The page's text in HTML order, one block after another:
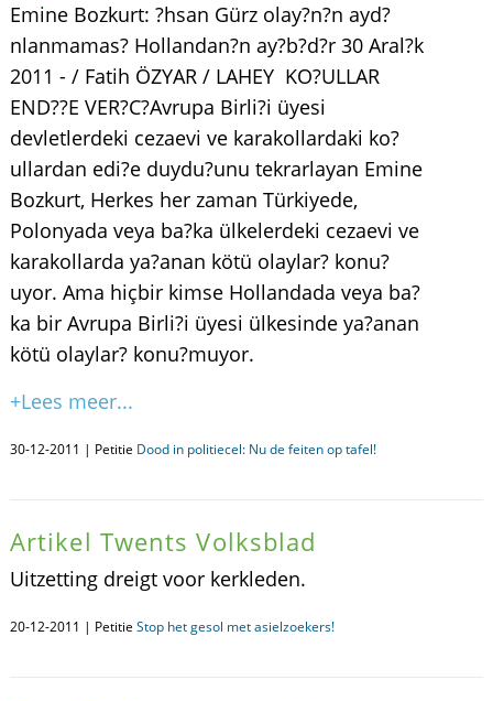
Emine Bozkurt: ?hsan Gürz olay?n?n ayd?
nlanmamas? Hollandan?n ay?b?d?r 30 Aral?k
2011 - / Fatih ÖZYAR / LAHEY KO?ULLAR
END??E VER?C?Avrupa Birli?i üyesi
devletlerdeki cezaevi ve karakollardaki ko?
ullardan edi?e duydu?unu tekrarlayan Emine
Bozkurt, Herkes her zaman Türkiyede,
Polonyada veya ba?ka ülkelerdeki cezaevi ve
karakollarda ya?anan kötü olaylar? konu?
uyor. Ama hiçbir kimse Hollandada veya ba?
ka bir Avrupa Birli?i üyesi ülkesinde ya?anan
kötü olaylar? konu?muyor.
+Lees meer...
30-12-2011 | Petitie Dood in politiecel: Nu de feiten op tafel!
Artikel Twents Volksblad
Uitzetting dreigt voor kerkleden.
20-12-2011 | Petitie Stop het gesol met asielzoekers!